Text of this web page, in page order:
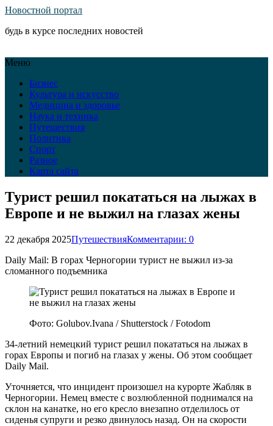
Новостной портал
будь в курсе последних новостей
Меню
Бизнес
Культура и искусство
Медицина и здоровье
Наука и техника
Путешествия
Политика
Спорт
Разное
Карта сайта
Турист решил покататься на лыжах в
Европе и не выжил на глазах жены
22 декабря 2025ПутешествияКомментарии: 0
Daily Mail: В горах Черногории турист не выжил из-за
сломанного подъемника
Фото: Golubov.Ivana / Shutterstock / Fotodom
34-летний немецкий турист решил покататься на лыжах в
горах Европы и погиб на глазах у жены. Об этом сообщает
Daily Mail.
Уточняется, что инцидент произошел на курорте Жабляк в
Черногории. Немец вместе с возлюбленной поднимался на
склон на канатке, но его кресло внезапно отделилось от
сиденья супруги и резко двинулось назад. Он на скорости